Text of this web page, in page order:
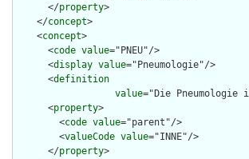
      </
property>
    </
concept>
    <
concept>
      <
code value="PNEU"/>
      <
display value="Pneumologie"/>
      <
definition
value="Die
      <
property>
        <
code value="parent"/>
        <
valueCode value="INNE"/>
      </
property>